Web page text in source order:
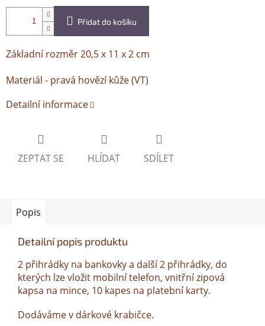
Přidat do košíku
Základní rozměr 20,5 x 11 x 2 cm
Materiál - pravá hovězí kůže (VT)
Detailní informace
ZEPTAT SE HLÍDAT SDÍLET
Popis
Detailní popis produktu
2 přihrádky na bankovky a další 2 přihrádky, do
kterých lze vložit mobilní telefon, vnitřní zipová
kapsa na mince, 10 kapes na platební karty.
Dodáváme v dárkové krabičce.